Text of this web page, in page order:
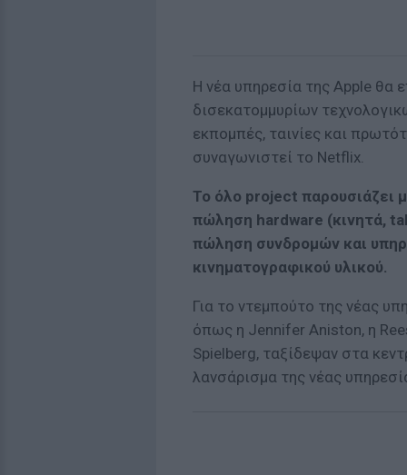
H νέα υπηρεσία της Apple θα
δισεκατομμυρίων
εκπομπές, ταινίες και
συναγωνιστεί το Netflix.
Το όλο project παρουσιάζει
πώληση hardware (κινητά,
πώληση συνδρομών και
κινηματογραφικού υλικού.
Για το ντεμπούτο της νέας
όπως η Jennifer Aniston, η
Spielberg, ταξίδεψαν στα
λανσάρισμα της νέας